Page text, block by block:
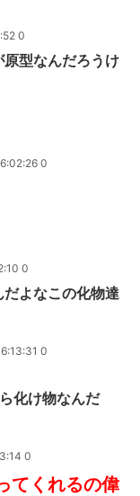
0
型なんだろうけ
0
0
よなこの化物達
0
化け物なんだ
0
てくれるの偉